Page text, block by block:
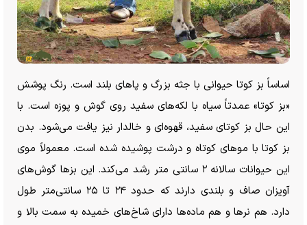
اساساً بز کوتا حیوانی با جثه بزرگ و پا‌های بلند است. رنگ پوشش
«بز کوتا» عمدتاً سیاه با لکه‌های سفید روی گوش و پوزه است. با
این حال بز کوتای سفید، قهوه‌ای و خالدار نیز یافت می‌شود. بدن
بز کوتا با مو‌های کوتاه و درشت پوشیده شده است. معمولاً موی
این حیوانات سالانه ۲ سانتی متر رشد می‌کند. این بز‌ها گوش‌های
آویزان صاف و بلندی دارند که حدود ۲۴ تا ۲۵ سانتی‌متر طول
دارد. هم نر‌ها و هم ماده‌ها دارای شاخ‌های خمیده به سمت بالا و